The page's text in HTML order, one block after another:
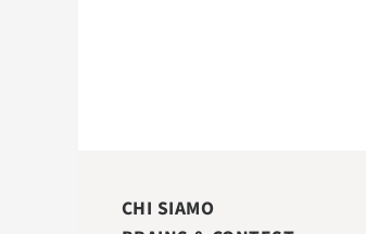
CHI SIAMO